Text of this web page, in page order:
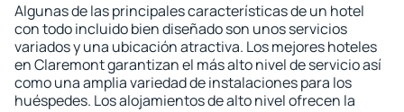
Algunas de las principales características de un hotel
con todo incluido bien diseñado son unos servicios
variados y una ubicación atractiva. Los mejores hoteles
en Claremont garantizan el más alto nivel de servicio así
como una amplia variedad de instalaciones para los
huéspedes. Los alojamientos de alto nivel ofrecen la